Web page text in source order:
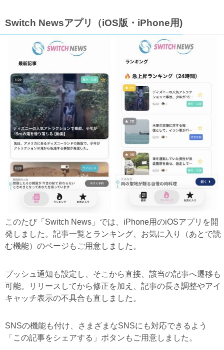
Switch Newsアプリ（iOS版・iPhone用)
このたび「Switch News」では、iPhone用のiOSアプリを開
発しました。記事一覧とランキング、お気に入り（あとで読
む機能）のページもご用意しました。
プッシュ通知も設定し、そこから直接、該当の記事へ遷移も
可能。リリースしてから修正を加え、記事の長さ調整やアイ
キャッチ表示の不具合も直しました。
SNSの機能も付け、さまざまなSNSにも対応できるよう
「この記事をシェアする」ボタンもご用意しました。